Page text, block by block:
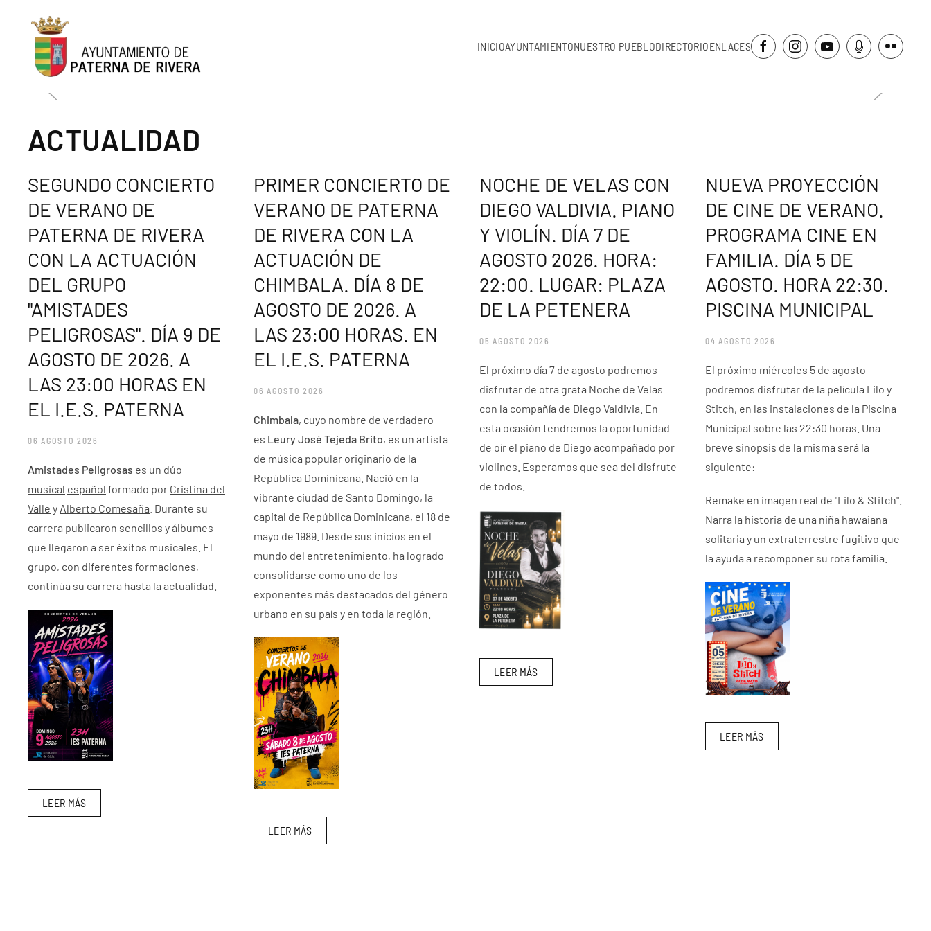
Skip to main content
INICIOAYUNTAMIENTONUESTRO PUEBLODIRECTORIOENLACES
ACTUALIDAD
SEGUNDO CONCIERTO
DE VERANO DE
PATERNA DE RIVERA
CON LA ACTUACIÓN
DEL GRUPO
"AMISTADES
PELIGROSAS". DÍA 9 DE
AGOSTO DE 2026. A
LAS 23:00 HORAS EN
EL I.E.S. PATERNA
06 AGOSTO 2026
Amistades Peligrosas es un dúo
musical español formado por Cristina del
Valle y Alberto Comesaña . Durante su
carrera publicaron sencillos y álbumes
que llegaron a ser éxitos musicales. El
grupo, con diferentes formaciones,
continúa su carrera hasta la actualidad.
LEER MÁS
PRIMER CONCIERTO DE
VERANO DE PATERNA
DE RIVERA CON LA
ACTUACIÓN DE
CHIMBALA. DÍA 8 DE
AGOSTO DE 2026. A
LAS 23:00 HORAS. EN
EL I.E.S. PATERNA
06 AGOSTO 2026
Chimbala, cuyo nombre de verdadero
es Leury José Tejeda Brito, es un artista
de música popular originario de la
República Dominicana. Nació en la
vibrante ciudad de Santo Domingo, la
capital de República Dominicana, el 18 de
mayo de 1989. Desde sus inicios en el
mundo del entretenimiento, ha logrado
consolidarse como uno de los
exponentes más destacados del género
urbano en su país y en toda la región.
LEER MÁS
NOCHE DE VELAS CON
DIEGO VALDIVIA. PIANO
Y VIOLÍN. DÍA 7 DE
AGOSTO 2026. HORA:
22:00. LUGAR: PLAZA
DE LA PETENERA
05 AGOSTO 2026
El próximo día 7 de agosto podremos
disfrutar de otra grata Noche de Velas
con la compañía de Diego Valdivia. En
esta ocasión tendremos la oportunidad
de oír el piano de Diego acompañado por
violines. Esperamos que sea del disfrute
de todos.
LEER MÁS
NUEVA PROYECCIÓN
DE CINE DE VERANO.
PROGRAMA CINE EN
FAMILIA. DÍA 5 DE
AGOSTO. HORA 22:30.
PISCINA MUNICIPAL
04 AGOSTO 2026
El próximo miércoles 5 de agosto
podremos disfrutar de la película Lilo y
Stitch, en las instalaciones de la Piscina
Municipal sobre las 22:30 horas. Una
breve sinopsis de la misma será la
siguiente:
Remake en imagen real de "Lilo & Stitch".
Narra la historia de una niña hawaiana
solitaria y un extraterrestre fugitivo que
la ayuda a recomponer su rota familia.
LEER MÁS